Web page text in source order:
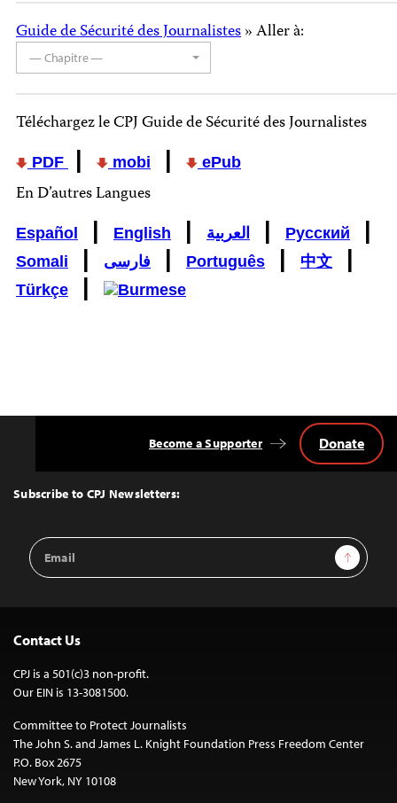
Guide de Sécurité des Journalistes» Aller à:
— Chapitre —
Téléchargez le CPJ Guide de Sécurité des Journalistes
PDF mobi ePub
En D’autres Langues
Español English العربية Русский
Somali فارسی Português 中文
Türkçe
Top
Subscribe to CPJ Newsletters:
Email
Address
Sign Up
Become a Supporter Donate
Contact Us
CPJ is a 501(c)3 non-profit.
Our EIN is 13-3081500.
Committee to Protect Journalists
The John S. and James L. Knight Foundation Press Freedom Center
P.O. Box 2675
New York, NY 10108